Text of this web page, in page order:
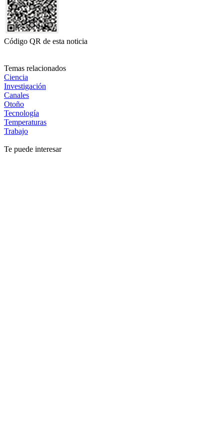
Código QR de esta noticia
Temas relacionados
Ciencia
Investigación
Canales
Otoño
Tecnología
Temperaturas
Trabajo
Te puede interesar